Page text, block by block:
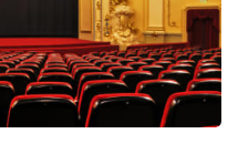
volgende zin bovenaan
De prijzen van
zijn dan de
wij de originele waarde
de winkelwagen. Het is
verwijzen wij ook nog